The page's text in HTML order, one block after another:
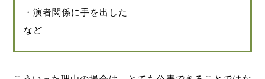
・演者関係に手を出した
など